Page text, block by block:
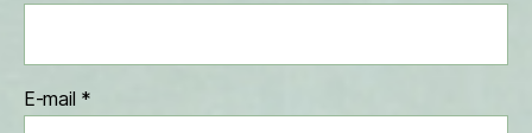
E-mail *